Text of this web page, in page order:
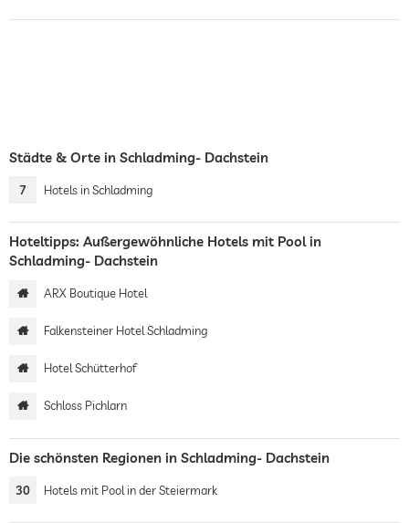
Städte & Orte in Schladming- Dachstein
7 Hotels in Schladming
Hoteltipps: Außergewöhnliche Hotels mit Pool in
Schladming- Dachstein
ARX Boutique Hotel
Falkensteiner Hotel Schladming
Hotel Schütterhof
Schloss Pichlarn
Die schönsten Regionen in Schladming- Dachstein
30 Hotels mit Pool in der Steiermark